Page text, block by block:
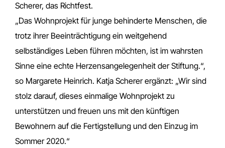
Scherer, das Richtfest.
„Das Wohnprojekt für junge behinderte Menschen, die
trotz ihrer Beeinträchtigung ein weitgehend
selbständiges Leben führen möchten, ist im wahrsten
Sinne eine echte Herzensangelegenheit der Stiftung.“,
so Margarete Heinrich. Katja Scherer ergänzt: „Wir sind
stolz darauf, dieses einmalige Wohnprojekt zu
unterstützen und freuen uns mit den künftigen
Bewohnern auf die Fertigstellung und den Einzug im
Sommer 2020.“